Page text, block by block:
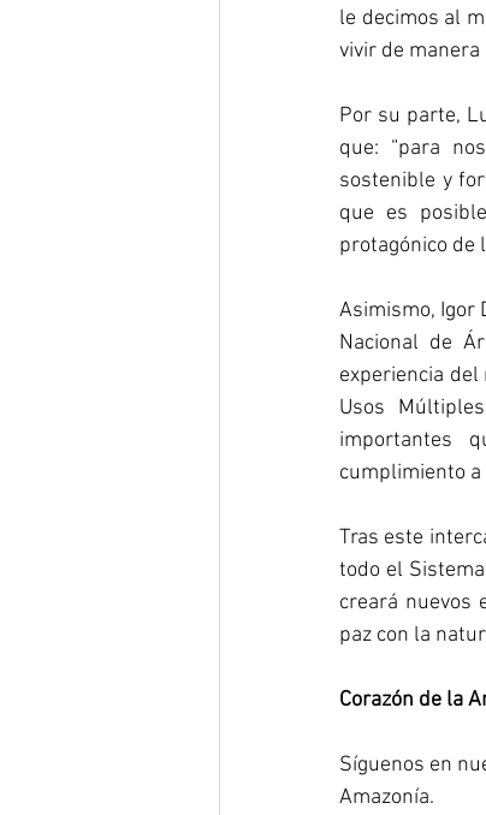
le decimos al
vivir de manera
Por su parte,
que: “para
sostenible y
que es
protagónico de
Asimismo, Igor
Nacional de
experiencia
Usos
importantes
cumplimiento a
Tras este
todo el
creará nuevos
paz con la
Corazón de la
Síguenos en
Amazonía.